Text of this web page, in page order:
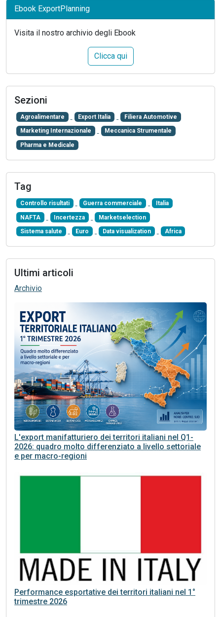
Ebook ExportPlanning
Visita il nostro archivio degli Ebook
Clicca qui
Sezioni
Agroalimentare Export Italia Filiera Automotive
Marketing Internazionale Meccanica Strumentale
Pharma e Medicale
Tag
Controllo risultati Guerra commerciale Italia
NAFTA Incertezza Marketselection
Sistema salute Euro Data visualization Africa
Ultimi articoli
Archivio
L'export manifatturiero dei territori italiani nel Q1-
2026: quadro molto differenziato a livello settoriale
e per macro-regioni
Performance esportative dei territori italiani nel 1°
trimestre 2026